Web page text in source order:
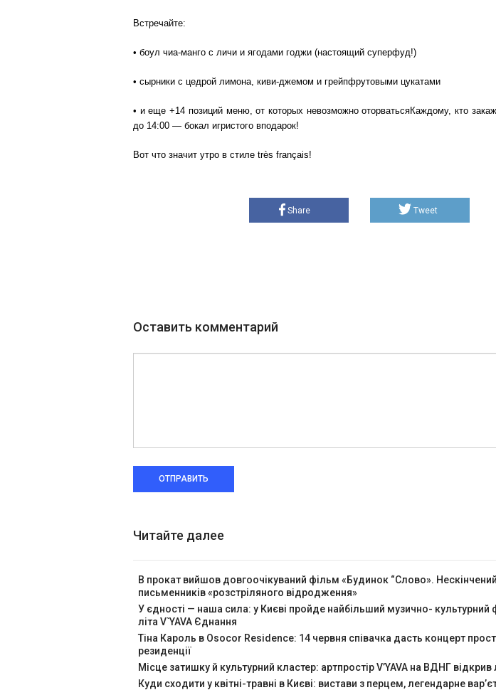
Встречайте:
• боул чиа-манго с личи и ягодами годжи (настоящий суперфуд!)
• сырники с цедрой лимона, киви-джемом и грейпфрутовыми цукатами
• и еще +14 позиций меню, от которых невозможно оторватьсяКаждому, кто
до 14:00 — бокал игристого вподарок!
Вот что значит утро в стиле très français!
Share Tweet
Оставить комментарий
ОТПРАВИТЬ
Читайте далее
В прокат вийшов довгоочікуваний фільм «Будинок “Слово».
письменників «розстріляного відродження»
У єдності — наша сила: у Києві пройде найбільший музично- культурний
літа V`YAVA Єднання
Тіна Кароль в Osocor Residence: 14 червня співачка дасть концерт
резиденції
Місце затишку й культурний кластер: артпростір V’YAVA на ВДНГ відкрив
Куди сходити у квітні-травні в Києві: вистави з перцем, легендарне